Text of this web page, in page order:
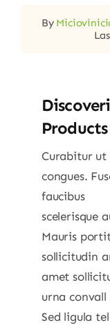
By
Curabitur ut
congues.
faucibus
scelerisque
Mauris
sollicitudin
amet
urna convall
Sed ligula
mauris. Maecenas
non dui
blandit arcu vitae
cons ken
tincidunt siet
quam nec,
aliquam
Aliquam
vel